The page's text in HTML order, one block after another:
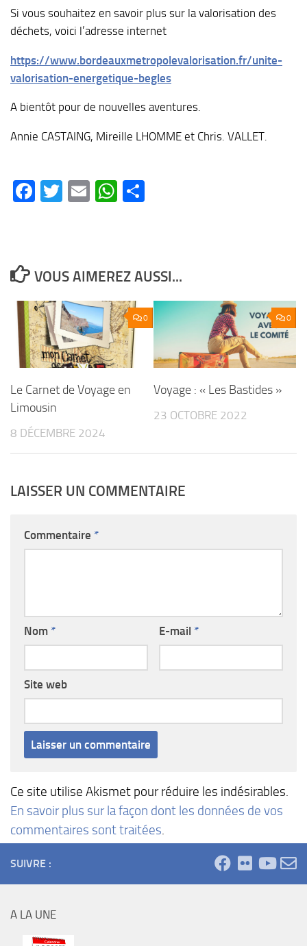
Si vous souhaitez en savoir plus sur la valorisation des
déchets, voici l’adresse internet
https://www.bordeauxmetropolevalorisation.fr/unite-
valorisation-energetique-begles
A bientôt pour de nouvelles aventures.
Annie CASTAING, Mireille LHOMME et Chris. VALLET.
Facebook
Twitter
EmailWhatsApp
VOUS AIMEREZ AUSSI...
0
Le Carnet de Voyage en
Limousin
8 DÉCEMBRE 2024
0
Voyage : « Les Bastides »
23 OCTOBRE 2022
LAISSER UN COMMENTAIRE
Commentaire *
Nom * E-mail *
Site web
Ce site utilise Akismet pour réduire les indésirables.
En savoir plus sur la façon dont les données de vos
commentaires sont traitées.
SUIVRE :
A LA UNE